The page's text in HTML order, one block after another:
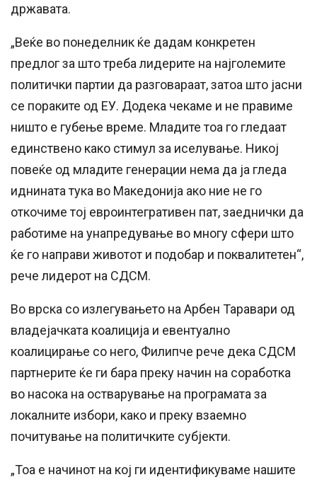
државата.
„Веќе во понеделник ќе дадам конкретен
предлог за што треба лидерите на најголемите
политички партии да разговараат, затоа што јасни
се пораките од ЕУ. Додека чекаме и не правиме
ништо е губење време. Младите тоа го гледаат
единствено како стимул за иселување. Никој
повеќе од младите генерации нема да ја гледа
иднината тука во Македонија ако ние не го
откочиме тој евроинтегративен пат, заеднички да
работиме на унапредување во многу сфери што
ќе го направи животот и подобар и поквалитетен“,
рече лидерот на СДСМ.
Во врска со излeгувањето на Арбен Таравари од
владејачката коалиција и евентуално
коалицирање со него, Филипче рече дека СДСМ
партнерите ќе ги бара преку начин на соработка
во насока на остварување на програмата за
локалните избори, како и преку взаемно
почитување на политичките субјекти.
„Тоа е начинот на кој ги идентификуваме нашите